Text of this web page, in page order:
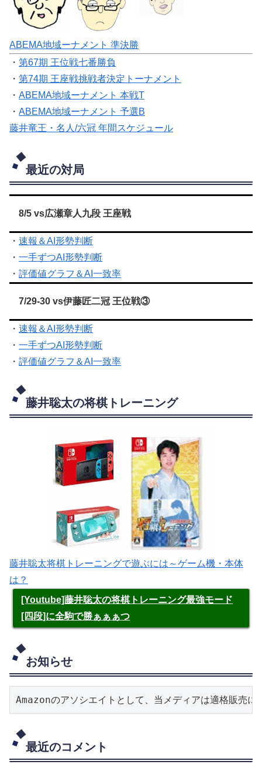
ABEMA地域ーナメント 準決勝
・ 第67期 王位戦七番勝負
・ 第74期 王座戦挑戦者決定トーナメント
・ ABEMA地域ーナメント 本戦T
・ ABEMA地域ーナメント 予選B
藤井竜王・名人/六冠 年間スケジュール
最近の対局
8/5 vs広瀬章人九段 王座戦
・ 速報＆AI形勢判断
・ 一手ずつAI形勢判断
・ 評価値グラフ＆AI一致率
7/29-30 vs伊藤匠二冠 王位戦③
・ 速報＆AI形勢判断
・ 一手ずつAI形勢判断
・ 評価値グラフ＆AI一致率
藤井聡太の将棋トレーニング
藤井聡太将棋トレーニングで遊ぶには～ゲーム機・本体
は？
[Youtube]藤井聡太の将棋トレーニング最強モード
[四段]に全駒で勝ぁぁぁつ
お知らせ
Amazonのアソシエイトとして、当メディアは適格販売に
最近のコメント